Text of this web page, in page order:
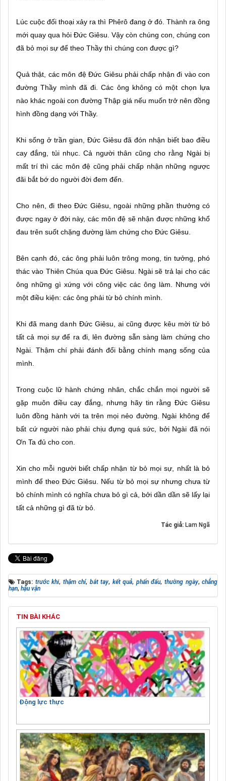
Lúc cuộc đối thoại xảy ra thì Phêrô đang ở đó. Thành ra ông
mới quay qua hỏi Đức Giêsu. Vậy còn chúng con, chúng con
đã bỏ mọi sự để theo Thầy thì chúng con được gì?
Quả thật, các môn đệ Đức Giêsu phải chấp nhận đi vào con
đường Thầy mình đã đi. Các ông không có một chọn lựa
nào khác ngoài con đường Thập giá nếu muốn trở nên đồng
hình đồng dạng với Thầy.
Khi sống ở trần gian, Đức Giêsu đã đón nhận biết bao điều
cay đắng, tủi nhục. Cả người thân cũng cho rằng Ngài bị
mất trí thì các môn đệ cũng phải chấp nhận những ngược
đãi bắt bớ do người đời đem đến.
Cho nên, đi theo Đức Giêsu, ngoài những phần thưởng có
được ngay ở đời này, các môn đệ sẽ nhận được những khổ
đau trên suốt chặng đường làm chứng cho Đức Giêsu.
Bên cạnh đó, các ông phải luôn trông mong, tin tưởng, phó
thác vào Thiên Chúa qua Đức Giêsu. Ngài sẽ trả lại cho các
ông những gì xứng với công việc các ông làm. Nhưng với
một điều kiện: các ông phải từ bỏ chính mình.
Khi đã mang danh Đức Giêsu, ai cũng được kêu mời từ bỏ
tất cả mọi sự để ra đi, lên đường sẵn sàng làm chứng cho
Ngài. Thậm chí phải đánh đổi bằng chính mạng sống của
mình.
Trong cuộc lữ hành chứng nhân, chắc chắn mọi người sẽ
gặp muôn điều cay đắng, nhưng hãy tin rằng Đức Giêsu
luôn đồng hành với ta trên mọi nẻo đường. Ngài không để
bất cứ người nào phải chịu đựng quá sức, bởi Ngài đã nói
Ơn Ta đủ cho con.
Xin cho mỗi người biết chấp nhận từ bỏ mọi sự, nhất là bỏ
mình để theo Đức Giêsu. Nếu từ bỏ mọi sự nhưng chưa từ
bỏ chính mình có nghĩa chưa bỏ gì cả, bởi dần dần sẽ lấy lại
tất cả những gì đã từ bỏ.
Tác giả: Lam Ngã
Tags: trước khi, thậm chí, bắt tay, kết quả, phấn đấu,thường ngày,chẳng
hạn, hậu vận
TIN BÀI KHÁC
Động lực thực